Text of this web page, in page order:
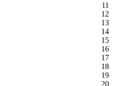
11
12
13
14
15
16
17
18
19
20